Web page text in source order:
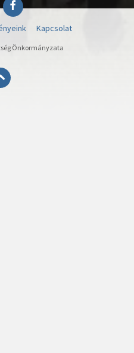
Kapcsolat
Önkormányzata